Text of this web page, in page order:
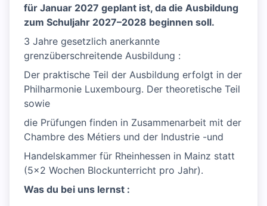
für Januar 2027 geplant ist, da die Ausbildung
zum Schuljahr 2027–2028 beginnen soll.
3 Jahre gesetzlich anerkannte
grenzüberschreitende Ausbildung :
Der praktische Teil der Ausbildung erfolgt in der
Philharmonie Luxembourg. Der theoretische Teil
sowie
die Prüfungen finden in Zusammenarbeit mit der
Chambre des Métiers und der Industrie -und
Handelskammer für Rheinhessen in Mainz statt
(5x2 Wochen Blockunterricht pro Jahr).
Was du bei uns lernst :